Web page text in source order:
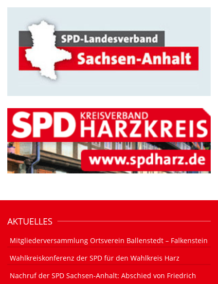
AKTUELLES
Mitgliederversammlung Ortsverein Ballenstedt – Falkenstein
Wahlkreiskonferenz der SPD für den Wahlkreis Harz
Nachruf der SPD Sachsen-Anhalt: Abschied von Friedrich